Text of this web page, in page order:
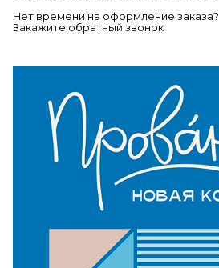
Нет времени на оформление заказа?
Закажите обратный звонок